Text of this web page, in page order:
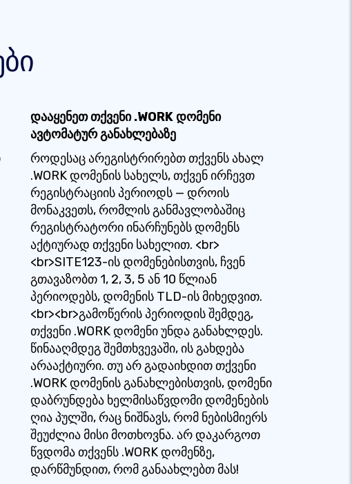
დააყენეთ თქვენი .WORK დომენი
ავტომატურ განახლებაზე
როდესაც არეგისტრირებთ თქვენს ახალ
.WORK დომენის სახელს, თქვენ ირჩევთ
რეგისტრაციის პერიოდს — დროის
მონაკვეთს, რომლის განმავლობაშიც
რეგისტრატორი ინარჩუნებს დომენს
აქტიურად თქვენი სახელით. <br>
<br>SITE123-ის დომენებისთვის, ჩვენ
გთავაზობთ 1, 2, 3, 5 ან 10 წლიან
პერიოდებს, დომენის TLD-ის მიხედვით.
<br><br>გამოწერის პერიოდის შემდეგ,
თქვენი .WORK დომენი უნდა განახლდეს.
წინააღმდეგ შემთხვევაში, ის გახდება
არააქტიური. თუ არ გადაიხდით თქვენი
.WORK დომენის განახლებისთვის, დომენი
დაბრუნდება ხელმისაწვდომი დომენების
ღია პულში, რაც ნიშნავს, რომ ნებისმიერს
შეუძლია მისი მოთხოვნა. არ დაკარგოთ
წვდომა თქვენს .WORK დომენზე,
დარწმუნდით, რომ განაახლებთ მას!